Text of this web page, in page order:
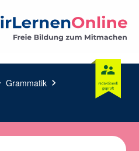
Grammatik chevron_right